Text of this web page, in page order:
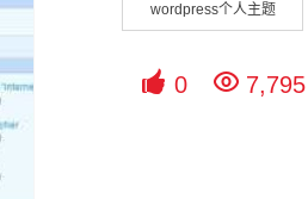
wordpress个人主题
 0  7,795